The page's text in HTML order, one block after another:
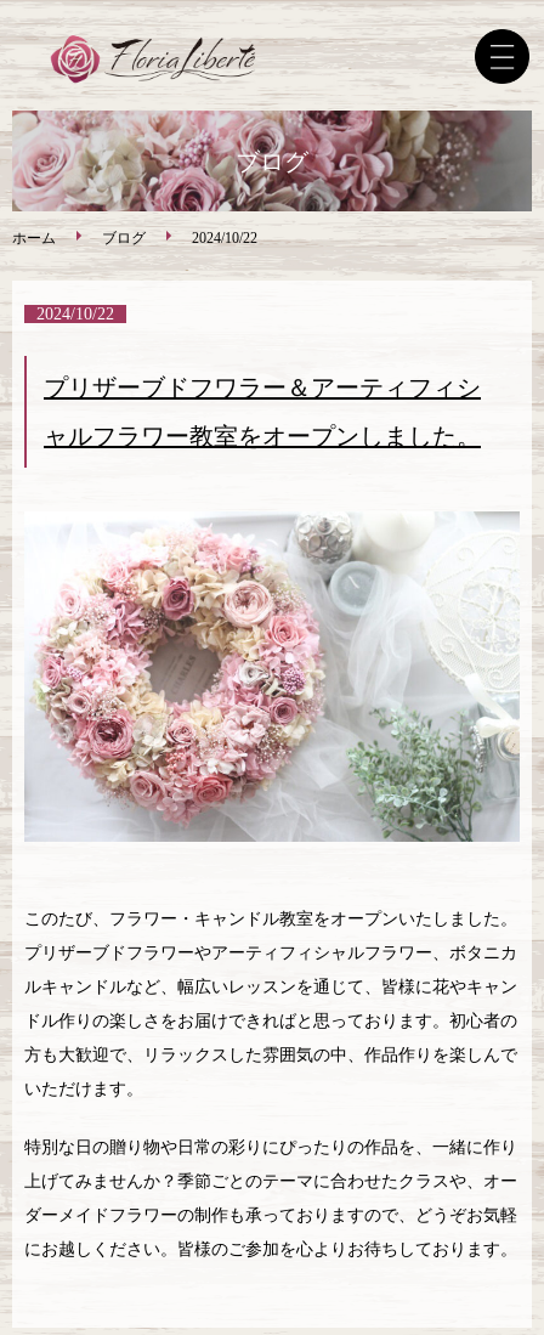
ホーム
ブログ
ブログ
ホーム ブログ 2024/10/22
2024/10/22
プリザーブドフワラー＆アーティフィシ
ャルフラワー教室をオープンしました。
このたび、フラワー・キャンドル教室をオープンいたしました。
プリザーブドフラワーやアーティフィシャルフラワー、ボタニカ
ルキャンドルなど、幅広いレッスンを通じて、皆様に花やキャン
ドル作りの楽しさをお届けできればと思っております。初心者の
方も大歓迎で、リラックスした雰囲気の中、作品作りを楽しんで
いただけます。
特別な日の贈り物や日常の彩りにぴったりの作品を、一緒に作り
上げてみませんか？季節ごとのテーマに合わせたクラスや、オー
ダーメイドフラワーの制作も承っておりますので、どうぞお気軽
にお越しください。皆様のご参加を心よりお待ちしております。